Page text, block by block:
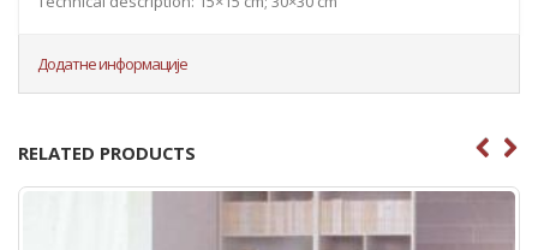
Додатне информације
RELATED PRODUCTS